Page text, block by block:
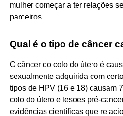
mulher começar a ter relações
parceiros.
Qual é o tipo de câncer
O câncer do colo do útero é
sexualmente adquirida com
tipos de HPV (16 e 18) causam
colo do útero e lesões pré-
evidências científicas que